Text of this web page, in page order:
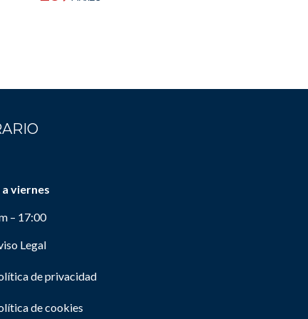
a viernes
– 17:00
Legal
de privacidad
de cookies